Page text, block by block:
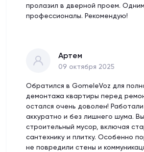
пролазил в дверной проем.
профессионалы. Рекомендую!
Артем
09 октября 2025
Обратился в GomeleVoz для
демонтажа квартиры перед
остался очень доволен!
аккуратно и без лишнего шума.
строительный мусор, включая
сантехнику и плитку. Особенно
не повредили стены и